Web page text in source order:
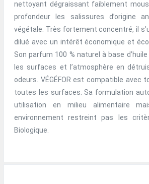
nettoyant dégraissant faiblement
profondeur les salissures d’origine
végétale. Très fortement concentré, il
dilué avec un intérêt économique et
Son parfum 100 % naturel à base
les surfaces et l’atmosphère en
odeurs. VÉGÉFOR est compatible avec
toutes les surfaces. Sa formulation
utilisation en milieu alimentaire
environnement restreint pas les
Biologique.